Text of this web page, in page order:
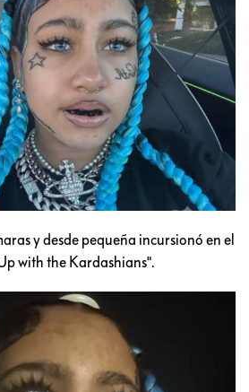
y desde pequeña incursionó en el
with the Kardashians".